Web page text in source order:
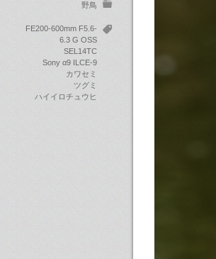
野鳥
FE200-600mm F5.6-
6.3 G OSS
SEL14TC
Sony α9 ILCE-9
カワセミ
ツグミ
ハイイロチュウヒ